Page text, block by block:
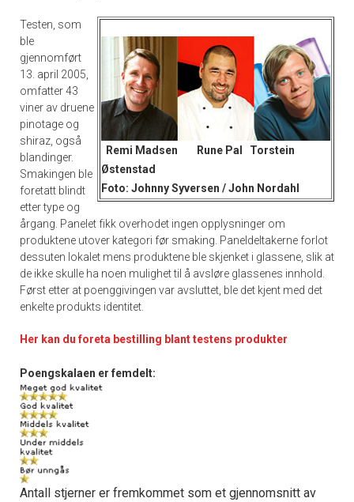
Remi Madsen Rune Pal Torstein
Østenstad
Foto: Johnny Syversen / John Nordahl
Testen, som
ble
gjennomført
13. april 2005,
omfatter 43
viner av druene
pinotage og
shiraz, også
blandinger.
Smakingen ble
foretatt blindt
etter type og
årgang. Panelet fikk overhodet ingen opplysninger om
produktene utover kategori før smaking. Paneldeltakerne forlot
dessuten lokalet mens produktene ble skjenket i glassene, slik at
de ikke skulle ha noen mulighet til å avsløre glassenes innhold.
Først etter at poenggivingen var avsluttet, ble det kjent med det
enkelte produkts identitet.
Her kan du foreta bestilling blant testens produkter
Poengskalaen er femdelt:
Antall stjerner er fremkommet som et gjennomsnitt av